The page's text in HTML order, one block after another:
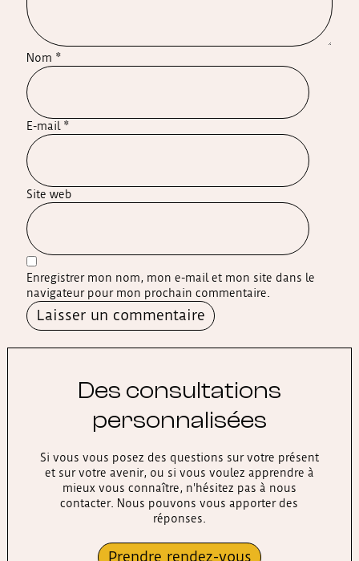
Nom *
E-mail *
Site web
Enregistrer mon nom, mon e-mail et mon site dans le
navigateur pour mon prochain commentaire.
Des consultations
personnalisées
Si vous vous posez des questions sur votre présent
et sur votre avenir, ou si vous voulez apprendre à
mieux vous connaître, n'hésitez pas à nous
contacter. Nous pouvons vous apporter des
réponses.
Prendre rendez-vous